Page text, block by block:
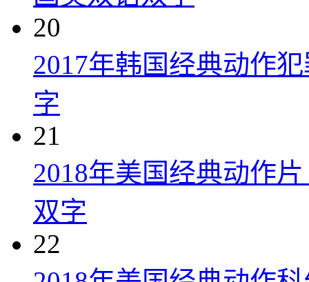
20
2017年韩国经典动作
字
21
2018年美国经典动作
双字
22